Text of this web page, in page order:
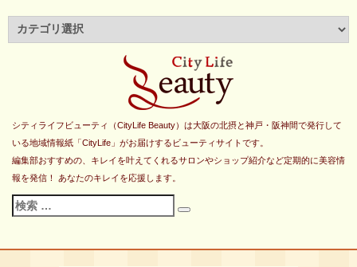
シティライフビューティ（CityLife Beauty）は大阪の北摂と神戸・阪神間で発行して
いる地域情報紙「CityLife」がお届けするビューティサイトです。
編集部おすすめの、キレイを叶えてくれるサロンやショップ紹介など定期的に美容情
報を発信！ あなたのキレイを応援します。
検
索